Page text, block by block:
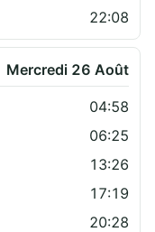
22:08
Mercredi 26 Août
04:58
06:25
13:26
17:19
20:28